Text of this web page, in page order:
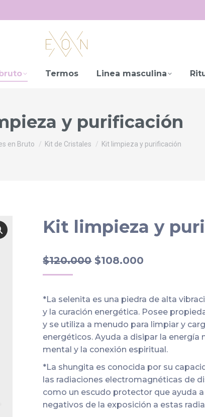
Termos Linea masculina
y purificación
en Bruto Kit de Cristales Kit limpieza y purificación
Kit limpieza y
$120.000 El
era:
$120.000.
$108.000
es:
$108.000.
*La selenita es una piedra de alta
y la curación energética. Posee
y se utiliza a menudo para limpiar y
energéticos. Ayuda a disipar la energía
mental y la conexión espiritual.
*La shungita es conocida por su
las radiaciones electromagnéticas de
como un escudo protector que ayuda
negativos de la exposición a estas